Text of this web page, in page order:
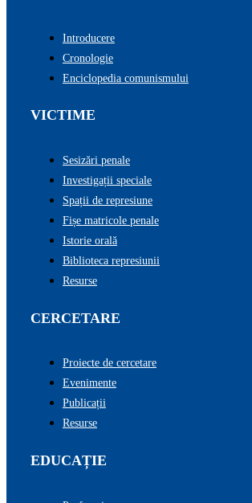
Introducere
Cronologie
Enciclopedia comunismului
VICTIME
Sesizări penale
Investigații speciale
Spații de represiune
Fișe matricole penale
Istorie orală
Biblioteca represiunii
Resurse
CERCETARE
Proiecte de cercetare
Evenimente
Publicații
Resurse
EDUCAȚIE